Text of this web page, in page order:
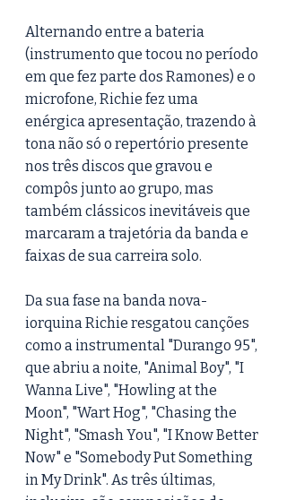
Alternando entre a bateria
(instrumento que tocou no período
em que fez parte dos Ramones) e o
microfone, Richie fez uma
enérgica apresentação, trazendo à
tona não só o repertório presente
nos três discos que gravou e
compôs junto ao grupo, mas
também clássicos inevitáveis que
marcaram a trajetória da banda e
faixas de sua carreira solo.
Da sua fase na banda nova-
iorquina Richie resgatou canções
como a instrumental "Durango 95",
que abriu a noite, "Animal Boy", "I
Wanna Live", "Howling at the
Moon", "Wart Hog", "Chasing the
Night", "Smash You", "I Know Better
Now" e "Somebody Put Something
in My Drink". As três últimas,